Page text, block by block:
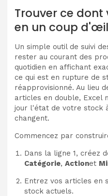
Trouver ce dont
en un coup d'œil
Un simple outil de suivi
rester au courant des
quotidien en affichant
ce qui est en rupture de
réapprovisionné. Au lieu
articles en double, Excel
jour l'état de votre stock
changent.
Commencez par
Dans la ligne 1, créez
Catégorie, Actionet
Entrez vos articles en
stock actuels.